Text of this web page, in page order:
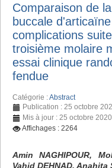
Comparaison de
buccale
complications
troisième molaire
essai clinique
fendue
Catégorie :Abstract
Publication : 25 octobre
Mis à jour : 25 octobre 2020
Affichages : 2264
Amin NAGHIPOUR,
Vahid DEHNAD, Anahita